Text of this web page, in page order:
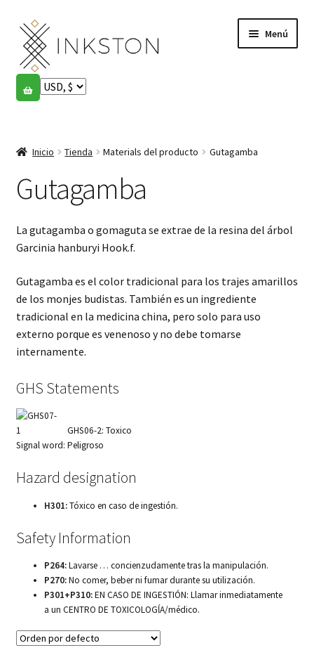
Ir
la
navegación
Ir
al
contenido
Menú
Tienda
English
Español
Français
el
Cuenta
FAQ
Inicio Tienda Materials del producto Gutagamba
Gutagamba
La gutagamba o gomaguta se extrae de la resina del árbol
Garcinia hanburyi Hook.f.
Gutagamba es el color tradicional para los trajes amarillos
de los monjes budistas. También es un ingrediente
tradicional en la medicina china, pero solo para uso
externo porque es venenoso y no debe tomarse
internamente.
GHS Statements
GHS06-2: Toxico
Signal word: Peligroso
Hazard designation
H301:Tóxico en caso de ingestión.
Safety Information
P264:Lavarse … concienzudamente tras la manipulación.
P270:No comer, beber ni fumar durante su utilización.
P301+P310:EN CASO DE INGESTIÓN: Llamar inmediatamente
a un CENTRO DE TOXICOLOGĺA/médico.